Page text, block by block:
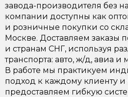
завода-производителя без
компании доступны как
и розничные покупки со
Москве. Доставляем заказы
и странам СНГ, используя
транспорта: авто, ж/д, авиа
В работе мы практикуем
подход к каждому клиенту и
предоставляем гибкую